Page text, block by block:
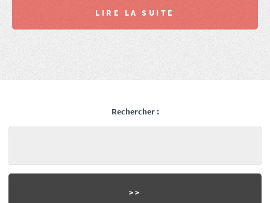
LIRE LA SUITE
Rechercher :